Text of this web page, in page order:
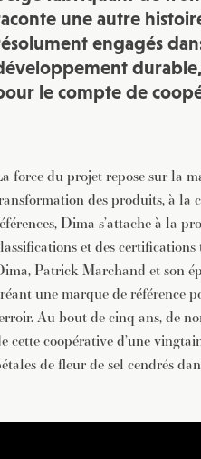
une autre
engagés
le compte de
force du projet repose sur la
des produits, à la
Dima s’attache à la
et des
Patrick Marchand et son
une marque de référence
Au bout de cinq ans, de
cette coopérative d’une
de fleur de sel cendrés